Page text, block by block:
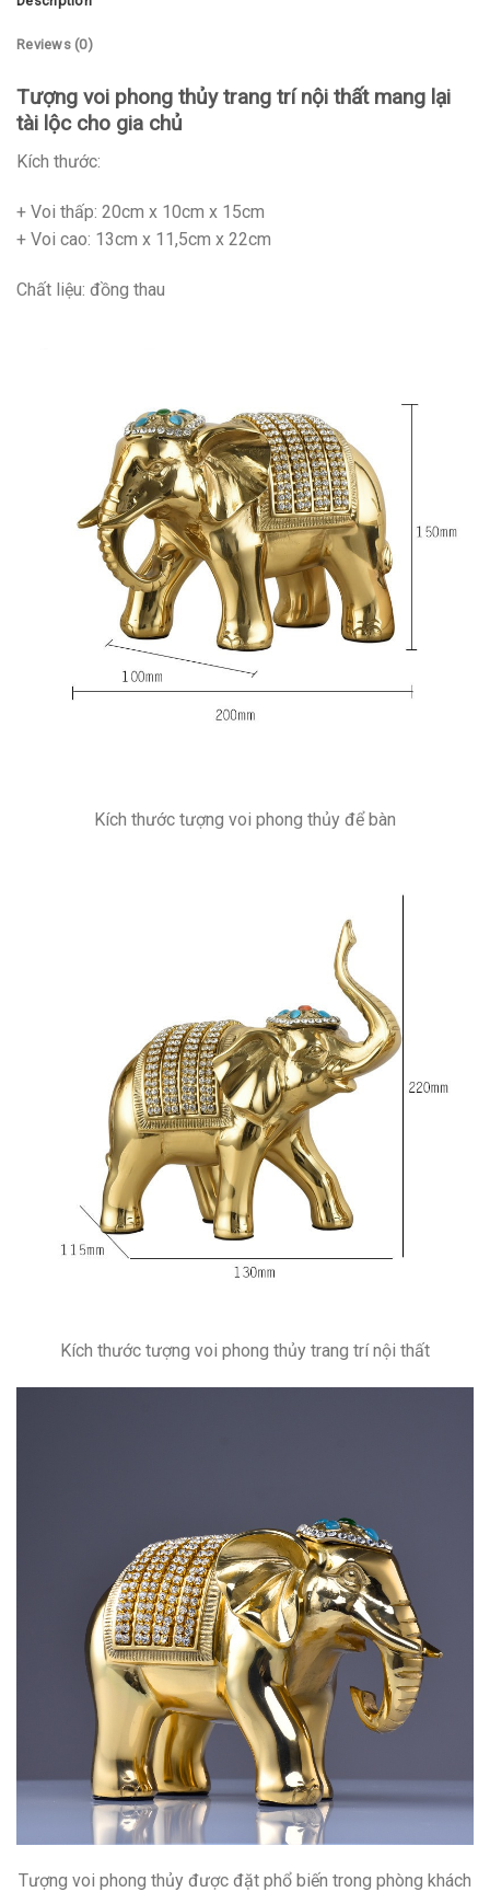
Reviews (0)
Tượng voi phong thủy trang trí nội thất mang lại
tài lộc cho gia chủ
Kích thước:
+ Voi thấp: 20cm x 10cm x 15cm
+ Voi cao: 13cm x 11,5cm x 22cm
Chất liệu: đồng thau
Kích thước tượng voi phong thủy để bàn
Kích thước tượng voi phong thủy trang trí nội thất
Tượng voi phong thủy được đặt phổ biến trong phòng khách